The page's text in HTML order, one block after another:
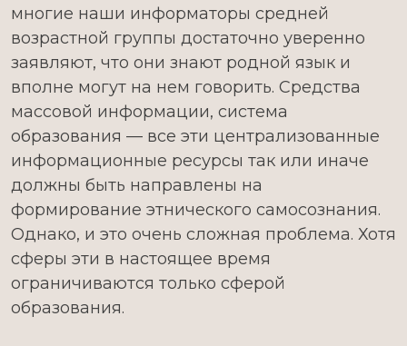
многие наши информаторы средней
возрастной группы достаточно уверенно
заявляют, что они знают родной язык и
вполне могут на нем гово­рить. Средства
массовой информации, система
образования — все эти централизованные
информационные ресурсы так или иначе
должны быть направлены на
формирование этнического самосознания.
Однако, и это очень сложная проблема. Хотя
сферы эти в настоящее время
ограничиваются только сферой
образования.